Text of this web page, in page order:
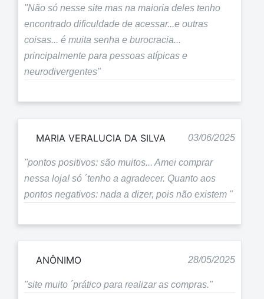
"Não só nesse site mas na maioria deles tenho
encontrado dificuldade de acessar...e outras
coisas... é muita senha e burocracia...
principalmente para pessoas atípicas e
neurodivergentes"
MARIA VERALUCIA DA SILVA 03/06/2025
"pontos positivos: são muitos... Amei comprar
nessa loja! só ´tenho a agradecer. Quanto aos
pontos negativos: nada a dizer, pois não existem "
ANÔNIMO 28/05/2025
"site muito ´prático para realizar as compras."